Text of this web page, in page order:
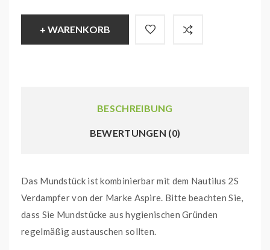
+ WARENKORB
BESCHREIBUNG
BEWERTUNGEN (0)
Das Mundstück ist kombinierbar mit dem Nautilus 2S
Verdampfer von der Marke Aspire. Bitte beachten Sie,
dass Sie Mundstücke aus hygienischen Gründen
regelmäßig austauschen sollten.